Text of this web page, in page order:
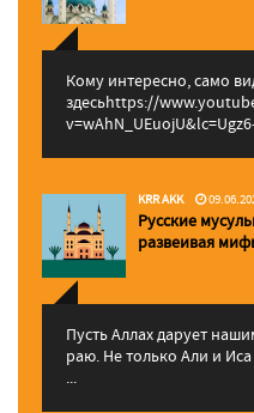
Кому интересно, само
здесьhttps://
KRR AKK
Русские
pазвеивая
Пусть Аллах дарует
раю. Не только Али и
...